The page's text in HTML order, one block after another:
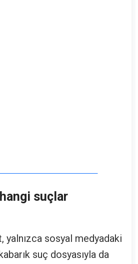
suçlar
yalnızca sosyal medyadaki
suç dosyasıyla da